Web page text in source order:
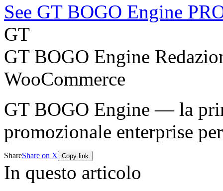
See GT BOGO Engine
GT
GT BOGO Engine
WooCommerce
GT BOGO Engine — la
promozionale enterprise
ShareShare on X Copy link
In questo articolo